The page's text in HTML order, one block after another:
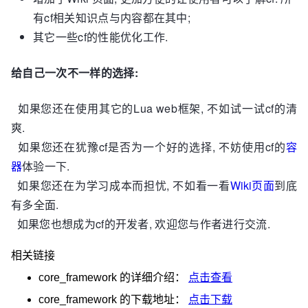
有cf相关知识点与内容都在其中;
其它一些cf的性能优化工作.
给自己一次不一样的选择:
如果您还在使用其它的Lua web框架, 不如试一试cf的清
爽.
如果您还在犹豫cf是否为一个好的选择, 不妨使用cf的容
器体验一下.
如果您还在为学习成本而担忧, 不如看一看Wiki页面到底
有多全面.
如果您也想成为cf的开发者, 欢迎您与作者进行交流.
相关链接
core_framework 的详细介绍：
点击查看
core_framework 的下载地址： 点击下载